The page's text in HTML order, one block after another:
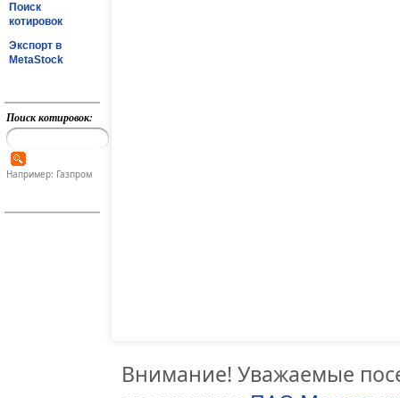
Поиск
котировок
Экспорт в
MetaStock
Поиск котировок:
Например: Газпром
Внимание! Уважаемые